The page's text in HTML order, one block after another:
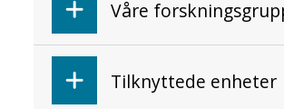
Våre
Tilknyttede enheter